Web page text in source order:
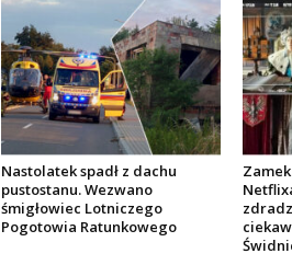
Nastolatek spadł z dachu
pustostanu. Wezwano
śmigłowiec Lotniczego
Pogotowia Ratunkowego